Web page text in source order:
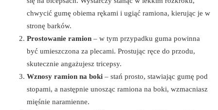
chwycić gumę obiema rękami i ugiąć ramiona, kierując je w
stronę barków.
Prostowanie ramion – w tym przypadku guma powinna
być umieszczona za plecami. Prostując ręce do przodu,
skutecznie angażujesz tricepsy.
Wznosy ramion na boki – stań prosto, stawiając gumę pod
stopami, a następnie unosząc ramiona na boki, wzmacniasz
mięśnie naramienne.